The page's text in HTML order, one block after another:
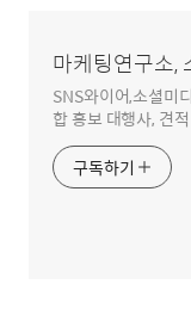
마케팅연구소,
SNS와이어,소셜미
합 홍보 대행사, 견
구독하기